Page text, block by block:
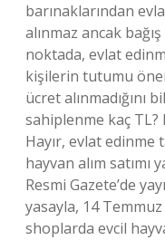
barınaklarından
alınmaz ancak
noktada, evlat
kişilerin tutumu
ücret alınmadığını
sahiplenme kaç
Hayır, evlat edinme
hayvan alım satımı
Resmi Gazete’de
yasayla, 14
shoplarda evcil